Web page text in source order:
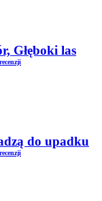
Głęboki las
do upadku